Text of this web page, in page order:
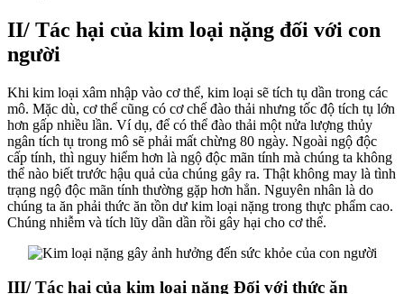
II/ Tác hại của kim loại nặng đối với con
người
Khi kim loại xâm nhập vào cơ thể, kim loại sẽ tích tụ dần trong các
mô. Mặc dù, cơ thể cũng có cơ chế đào thải nhưng tốc độ tích tụ lớn
hơn gấp nhiều lần. Ví dụ, để có thể đào thải một nửa lượng thủy
ngân tích tụ trong mô sẽ phải mất chừng 80 ngày. Ngoài ngộ độc
cấp tính, thì nguy hiểm hơn là ngộ độc mãn tính mà chúng ta không
thể nào biết trước hậu quả của chúng gây ra. Thật không may là tình
trạng ngộ độc mãn tính thường gặp hơn hẳn. Nguyên nhân là do
chúng ta ăn phải thức ăn tồn dư kim loại nặng trong thực phẩm cao.
Chúng nhiễm và tích lũy dần dần rồi gây hại cho cơ thể.
III/ Tác hại của kim loại nặng Đối với thức ăn